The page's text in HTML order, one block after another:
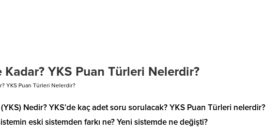
Kadar? YKS Puan Türleri Nelerdir?
YKS Puan Türleri Nelerdir?
Nedir? YKS’de kaç adet soru sorulacak? YKS Puan Türleri nelerdir?
eski sistemden farkı ne? Yeni sistemde ne değişti?